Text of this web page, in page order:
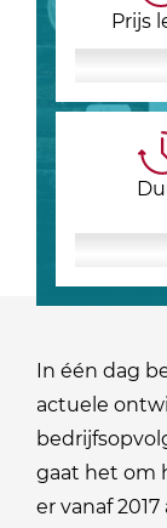
Prijs
In één dag
actuele
gaat het om
er vanaf